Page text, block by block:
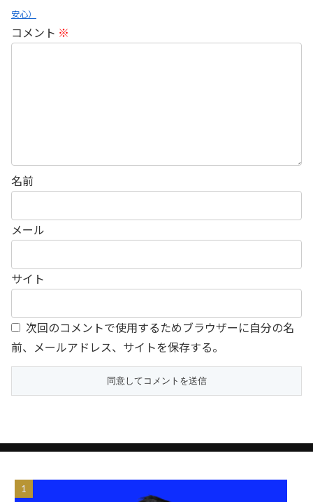
安心）
コメント ※
名前
メール
サイト
次回のコメントで使用するためブラウザーに自分の名
前、メールアドレス、サイトを保存する。